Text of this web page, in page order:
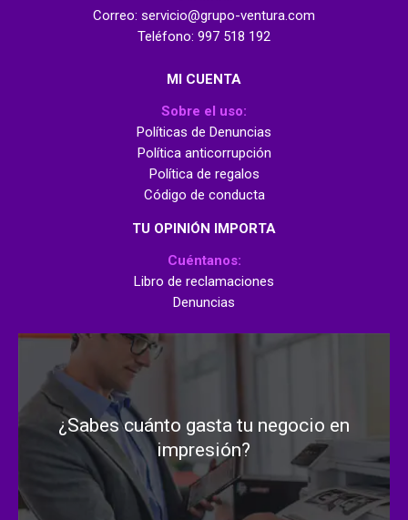
Correo: servicio@grupo-ventura.com
Teléfono: 997 518 192
MI CUENTA
Sobre el uso:
Políticas de Denuncias
Política anticorrupción
Política de regalos
Código de conducta
TU OPINIÓN IMPORTA
Cuéntanos:
Libro de reclamaciones
Denuncias
¿Sabes cuánto gasta tu negocio en
impresión?